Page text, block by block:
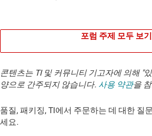
포럼 주제 모두 보
콘텐츠는 TI 및 커뮤니티 기고자에 의해 "
양으로 간주되지 않습니다. 사용 약관을
품질, 패키징, TI에서 주문하는 데 대한 질
세요. ​​​​​​​​​​​​​​